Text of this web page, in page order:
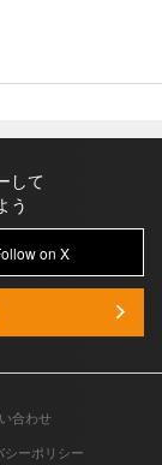
して
う
on X
合わせ
シーポリシー